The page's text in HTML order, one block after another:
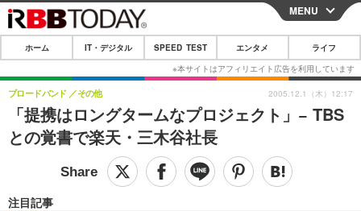
CLOSE
ホーム
IT・デジタル
IT・デジタルTOP スマートフォン
ショッピング その他
SPEED TEST
エンタメTOP 映画・ドラマ
MENU
ホーム IT・デジタル SPEED TEST エンタメ ライフ
「提携はロングタームなプロジェクト」− TBS
との覚書で楽天・三木谷社長
ブロードバンド その他
注目記事
2005.12.1（木）12:17